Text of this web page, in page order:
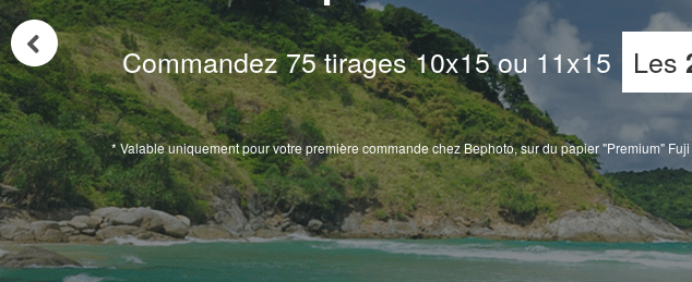
Commandez 75 tirages 10x15 ou 11x15 Les
* Valable uniquement pour votre première commande chez Bephoto, sur du papier "Premium"